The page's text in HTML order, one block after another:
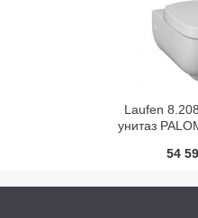
Laufen
унитаз
54